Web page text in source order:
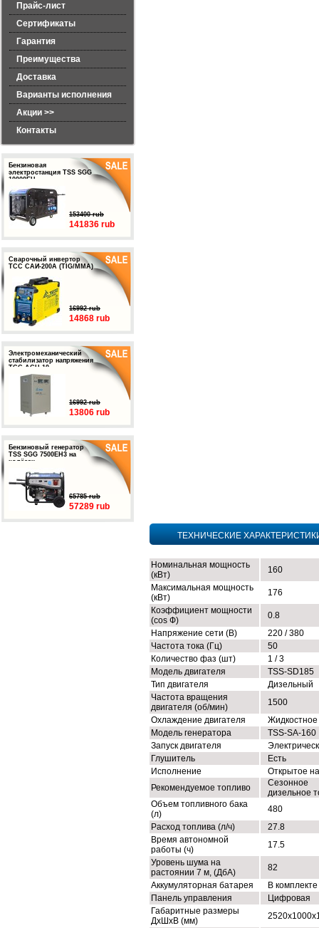
Прайс-лист
Сертификаты
Гарантия
Преимущества
Доставка
Варианты исполнения
Акции >>
Контакты
Бензиновая
электростанция TSS SGG
10000EH
153400 rub
141836 rub
Сварочный инвертор
ТСС САИ-200А (TIG/MMA)
16992 rub
14868 rub
Электромеханический
стабилизатор напряжения
ТСС АСН-10
16992 rub
13806 rub
Бензиновый генератор
TSS SGG 7500EH3 на
колёсах
65785 rub
57289 rub
ТЕХНИЧЕСКИЕ
Номинальная мощность
(кВт)
160
Максимальная мощность
(кВт)
176
Коэффициент мощности
(cos Ф)
0.8
Напряжение сети (В)
220 / 380
Частота тока (Гц)
50
Количество фаз (шт)
1 / 3
Модель двигателя
TSS-SD185
Тип двигателя
Дизельный
Частота вращения
двигателя (об/мин)
1500
Охлаждение двигателя
Жидкостное
Модель генератора
TSS-SA-160
Запуск двигателя
Глушитель
Есть
Исполнение
Открытое
Рекомендуемое топливо
Сезонное
дизельное
Объем топливного бака
(л)
480
Расход топлива (л/ч)
27.8
Время автономной
работы (ч)
17.5
Уровень шума на
растоянии 7 м, (ДбА)
82
Аккумуляторная батарея
В комплекте
Панель управления
Цифровая
Габаритные размеры
ДхШхВ (мм)